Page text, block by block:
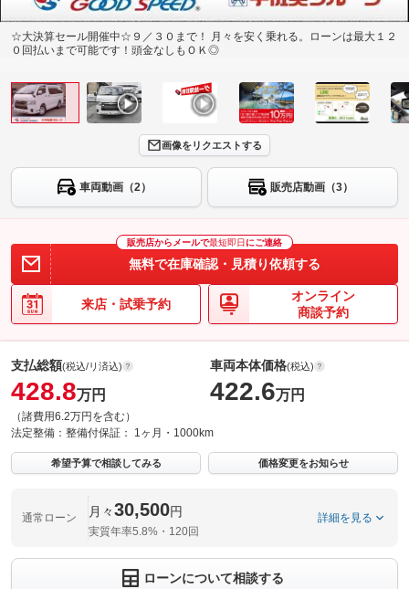
☆大決算セール開催中☆９／３０まで！ 月々を安く乗れる。ローンは最大１２
０回払いまで可能です！頭金なしもＯＫ◎
画像をリクエストする
車両動画（2） 販売店動画（3）
販売店からメールで最短即日 にご連絡
無料で在庫確認・見積り依頼する
来店・試乗予約
オンライン
商談予約
支払総額(税込/リ済込)
428.8万円
（諸費用6.2万円を含む）
車両本体価格(税込)
422.6万円
法定整備： 整備付保証： 1ヶ月・1000km
希望予算で相談してみる 価格変更をお知らせ
通常ローン 月々30,500円
実質年率5.8%・120回
詳細を見る
ローンについて相談する